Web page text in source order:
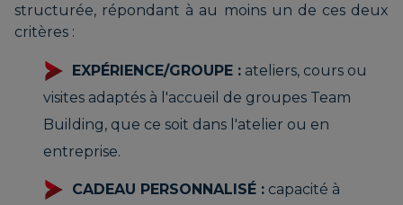
structurée, répondant à au moins un de ces deux
critères :
EXPÉRIENCE/GROUPE : ateliers, cours ou
visites adaptés à l'accueil de groupes Team
Building, que ce soit dans l'atelier ou en
entreprise.
CADEAU PERSONNALISÉ : capacité à